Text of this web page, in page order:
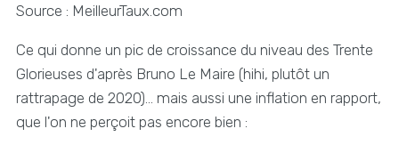
Source : MeilleurTaux.com
Ce qui donne un pic de croissance du niveau des Trente
Glorieuses d'après Bruno Le Maire (hihi, plutôt un
rattrapage de 2020)… mais aussi une inflation en rapport,
que l'on ne perçoit pas encore bien :